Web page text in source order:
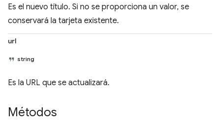
Es el nuevo título. Si no se proporciona un valor, se
conservará la tarjeta existente.
url
string
Es la URL que se actualizará.
Métodos